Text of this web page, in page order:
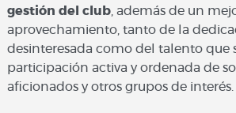
gestión del club, además de un
aprovechamiento, tanto de la
desinteresada como del talento que
participación activa y ordenada de
aficionados y otros grupos de interés.